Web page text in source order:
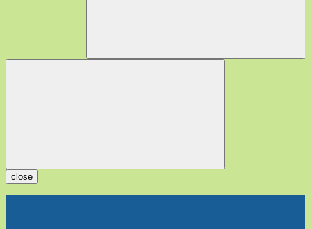
close